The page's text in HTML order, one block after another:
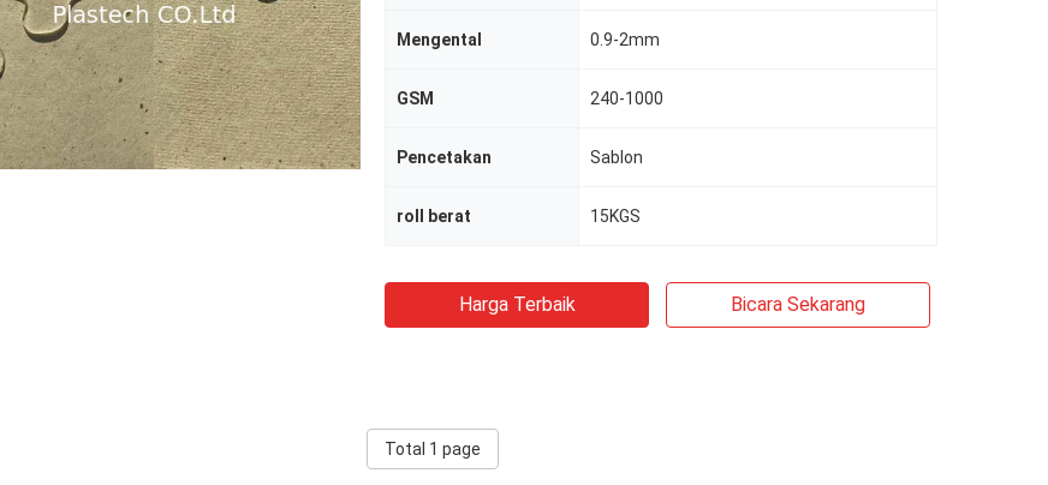
Mengental 0.9-2mm
GSM 240-1000
Pencetakan Sablon
roll berat 15KGS
Harga Terbaik Bicara Sekarang
Total 1 page